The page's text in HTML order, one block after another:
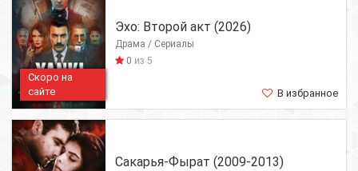
Скоро на
сайте
Эхо: Второй акт (2026)
Драма / Сериалы
0 из 5
В избранное
Сакарья-Фырат (2009-2013)